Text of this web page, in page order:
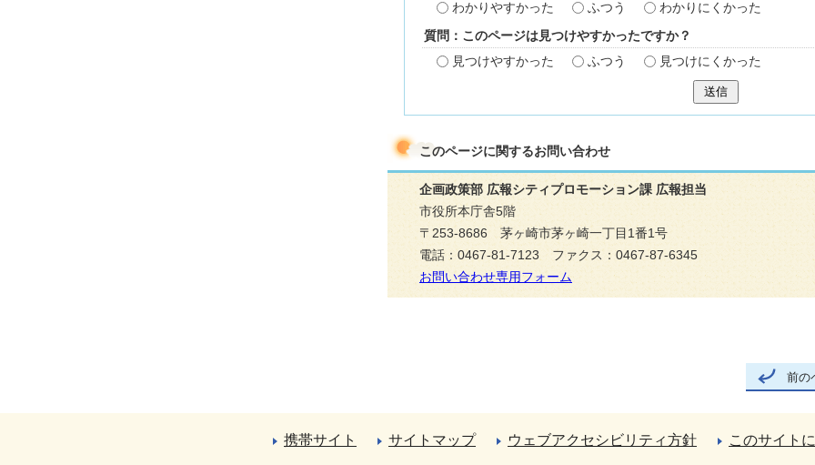
わかりやすかった
ふつう わかりにくかった
質問：このページは見つけやすかったですか？
見つけやすかった
ふつう 見つけにくかった
送信
このページに関するお問い合わせ
企画政策部 広報シティプロモーション課 広報担当
市役所本庁舎5階
〒253-8686 茅ヶ崎市茅ヶ崎一丁目1番1号
電話：0467-81-7123 ファクス：0467-87-6345
お問い合わせ専用フォーム
前の
携帯サイト サイトマップ ウェブアクセシビリティ方針 このサイト